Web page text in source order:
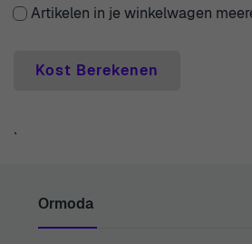
Artikelen in je winkelwagen
Kost Berekenen
`
Ormoda